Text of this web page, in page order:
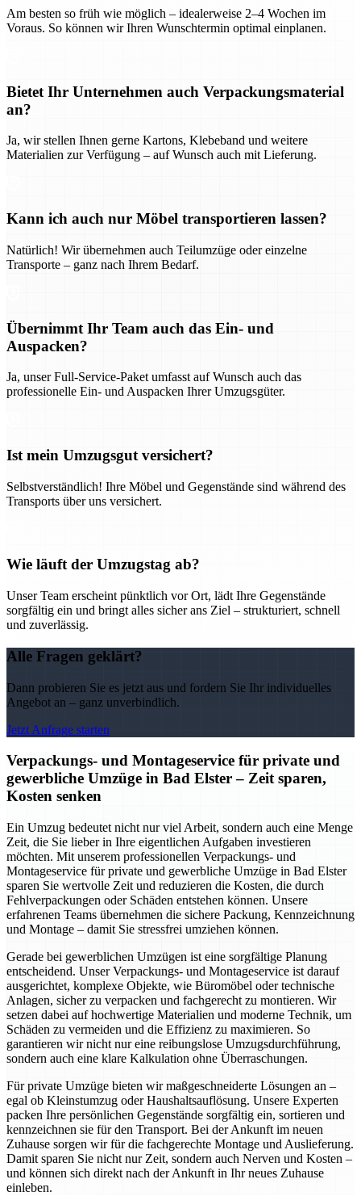
Am besten so früh wie möglich – idealerweise 2–4 Wochen im
Voraus. So können wir Ihren Wunschtermin optimal einplanen.
Bietet Ihr Unternehmen auch Verpackungsmaterial
an?
Ja, wir stellen Ihnen gerne Kartons, Klebeband und weitere
Materialien zur Verfügung – auf Wunsch auch mit Lieferung.
Kann ich auch nur Möbel transportieren lassen?
Natürlich! Wir übernehmen auch Teilumzüge oder einzelne
Transporte – ganz nach Ihrem Bedarf.
Übernimmt Ihr Team auch das Ein- und
Auspacken?
Ja, unser Full-Service-Paket umfasst auf Wunsch auch das
professionelle Ein- und Auspacken Ihrer Umzugsgüter.
Ist mein Umzugsgut versichert?
Selbstverständlich! Ihre Möbel und Gegenstände sind während des
Transports über uns versichert.
Wie läuft der Umzugstag ab?
Unser Team erscheint pünktlich vor Ort, lädt Ihre Gegenstände
sorgfältig ein und bringt alles sicher ans Ziel – strukturiert, schnell
und zuverlässig.
Alle Fragen geklärt?
Dann probieren Sie es jetzt aus und fordern Sie Ihr individuelles
Angebot an – ganz unverbindlich.
Jetzt Anfrage starten
Verpackungs- und Montageservice für private und
gewerbliche Umzüge in Bad Elster – Zeit sparen,
Kosten senken
Ein Umzug bedeutet nicht nur viel Arbeit, sondern auch eine Menge
Zeit, die Sie lieber in Ihre eigentlichen Aufgaben investieren
möchten. Mit unserem professionellen Verpackungs- und
Montageservice für private und gewerbliche Umzüge in Bad Elster
sparen Sie wertvolle Zeit und reduzieren die Kosten, die durch
Fehlverpackungen oder Schäden entstehen können. Unsere
erfahrenen Teams übernehmen die sichere Packung, Kennzeichnung
und Montage – damit Sie stressfrei umziehen können.
Gerade bei gewerblichen Umzügen ist eine sorgfältige Planung
entscheidend. Unser Verpackungs- und Montageservice ist darauf
ausgerichtet, komplexe Objekte, wie Büromöbel oder technische
Anlagen, sicher zu verpacken und fachgerecht zu montieren. Wir
setzen dabei auf hochwertige Materialien und moderne Technik, um
Schäden zu vermeiden und die Effizienz zu maximieren. So
garantieren wir nicht nur eine reibungslose Umzugsdurchführung,
sondern auch eine klare Kalkulation ohne Überraschungen.
Für private Umzüge bieten wir maßgeschneiderte Lösungen an –
egal ob Kleinstumzug oder Haushaltsauflösung. Unsere Experten
packen Ihre persönlichen Gegenstände sorgfältig ein, sortieren und
kennzeichnen sie für den Transport. Bei der Ankunft im neuen
Zuhause sorgen wir für die fachgerechte Montage und Auslieferung.
Damit sparen Sie nicht nur Zeit, sondern auch Nerven und Kosten –
und können sich direkt nach der Ankunft in Ihr neues Zuhause
einleben.